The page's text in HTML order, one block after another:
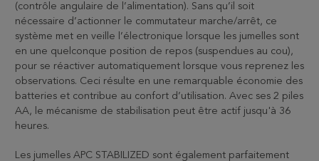
(contrôle angulaire de l’alimentation). Sans qu’il soit
nécessaire d’actionner le commutateur marche/arrêt, ce
système met en veille l’électronique lorsque les jumelles sont
en une quelconque position de repos (suspendues au cou),
pour se réactiver automatiquement lorsque vous reprenez les
observations. Ceci résulte en une remarquable économie des
batteries et contribue au confort d’utilisation. Avec ses 2 piles
AA, le mécanisme de stabilisation peut être actif jusqu'à 36
heures.
Les jumelles APC STABILIZED sont également parfaitement